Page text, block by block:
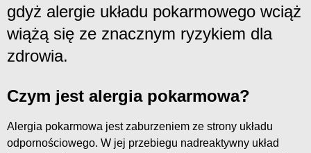
gdyż alergie układu pokarmowego wciąż
wiążą się ze znacznym ryzykiem dla
zdrowia.
Czym jest alergia pokarmowa?
Alergia pokarmowa jest zaburzeniem ze strony układu
odpornościowego. W jej przebiegu nadreaktywny układ